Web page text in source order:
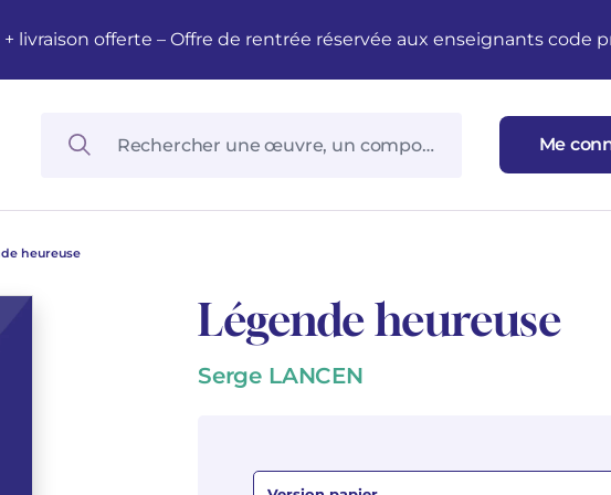
livraison offerte – Offre de rentrée réservée aux enseignants code
Me
heureuse
Légende heureuse
Serge LANCEN